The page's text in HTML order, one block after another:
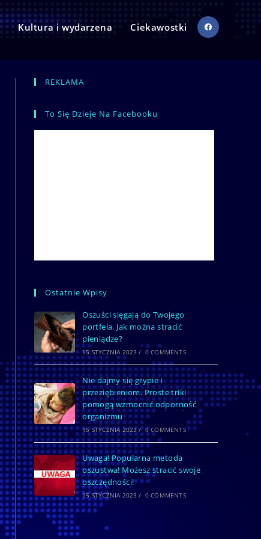
Kultura i wydarzena Ciekawostki
REKLAMA
To Się Dzieje Na Facebooku
Ostatnie Wpisy
Oszuści sięgają do Twojego
portfela. Jak można stracić
pieniądze?
15 STYCZNIA 2023 / 0 COMMENTS
Nie dajmy się grypie i
przeziębieniom. Proste triki
pomogą wzmocnić odporność
organizmu
15 STYCZNIA 2023 / 0 COMMENTS
Uwaga! Popularna metoda
oszustwa! Możesz stracić swoje
oszczędności!
15 STYCZNIA 2023 / 0 COMMENTS